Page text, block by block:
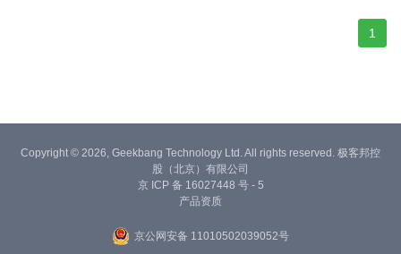
1
Copyright © 2026, Geekbang Technology Ltd. All rights reserved. 极客邦控
股（北京）有限公司
京 ICP 备 16027448 号 - 5
产品资质
京公网安备 11010502039052号